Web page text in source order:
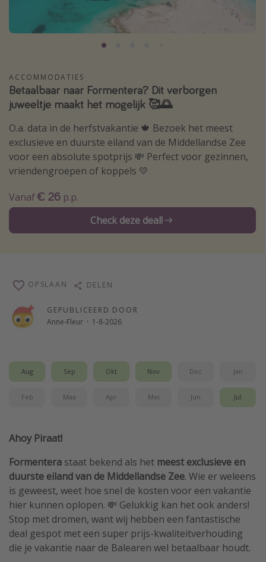
Sardinie
Madeira
Egypte
Bali
Type vakantie
Overzicht
Autoverhuur
Single reizen
Rondreizen
Reisblog
Reiskalender
Beste keukens ter wereld
Disneyland Parijs
Strandvakantie in Italië
Strandvakantie in Nederland
All inclusive vakantie in Griekenland
ACCOMMODATIES
Betaalbaar naar Formentera? Dit verborgen
juweeltje maakt het mogelijk 🥰🌅
O.a. data in de herfstvakantie 🍁 Bezoek het meest
exclusieve en duurste eiland van de Middellandse Zee
voor een absolute spotprijs 💸 Perfect voor gezinnen,
vriendengroepen of koppels 💛
Vanaf€ 26 p.p.
Check deze deal!
GEPUBLICEERD DOOR
Anne-Fleur · 1-8-2026
OPSLAAN DELEN
Aug Sep Okt Nov Dec Jan
Feb Maa Apr Mei Jun Jul
Ahoy Piraat!
Formentera staat bekend als het meest exclusieve en
duurste eiland van de Middellandse Zee. Wie er weleens
is geweest, weet hoe snel de kosten voor een vakantie
hier kunnen oplopen. 💸 Gelukkig kan het ook anders!
Stop met dromen, want wij hebben een fantastische
deal gespot met een super prijs-kwaliteitverhouding
die je vakantie naar de Balearen wel betaalbaar houdt.